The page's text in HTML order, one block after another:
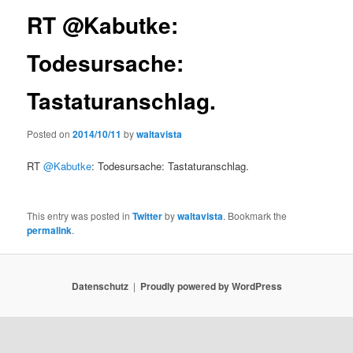
RT @Kabutke:
Todesursache:
Tastaturanschlag.
Posted on2014/10/11 bywaltavista
RT@Kabutke: Todesursache: Tastaturanschlag.
This entry was posted inTwitterbywaltavista. Bookmark the
permalink.
Datenschutz Proudly powered by WordPress